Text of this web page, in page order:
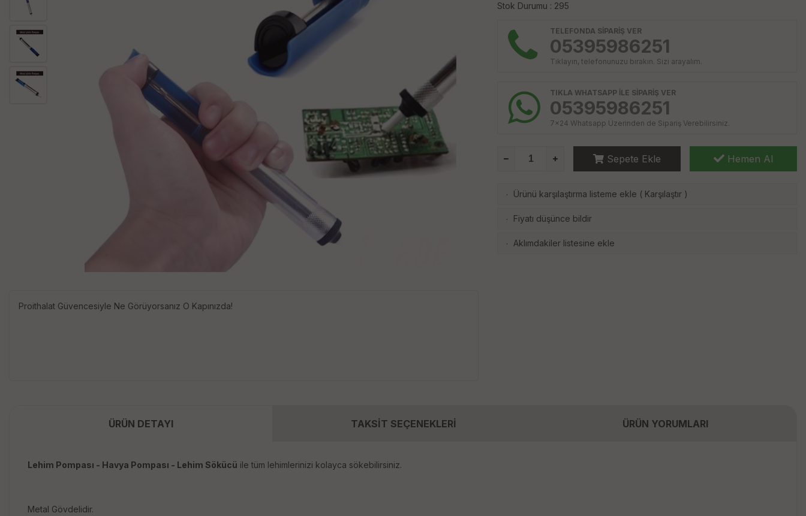
Proithalat Güvencesiyle Ne Görüyorsanız O Kapınızda!
Stok Durumu : 295
TELEFONDA SİPARİŞ VER
05395986251
Tıklayın, telefonunuzu bırakın. Sizi arayalım.
TIKLA WHATSAPP İLE SİPARİŞ VER
05395986251
7x24 Whatsapp Üzerinden de Sipariş Verebilirsiniz.
Sepete Ekle Hemen Al
· Ürünü karşılaştırma listeme ekle ( Karşılaştır )
· Fiyatı düşünce bildir
· Aklımdakiler listesine ekle
ÜRÜN DETAYI TAKSİT SEÇENEKLERİ ÜRÜN YORUMLARI
Lehim Pompası - Havya Pompası - Lehim Sökücü ile tüm lehimlerinizi kolayca sökebilirsiniz.
Metal Gövdelidir.